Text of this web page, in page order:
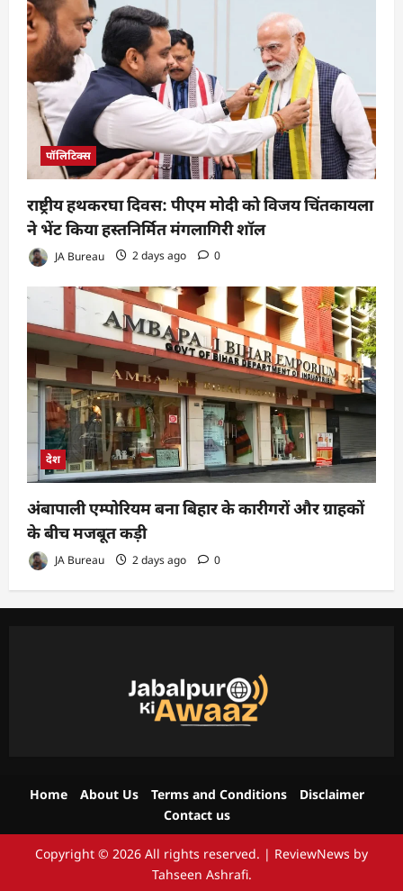
पॉलिटिक्स
राष्ट्रीय हथकरघा दिवस: पीएम मोदी को विजय चिंतकायला
ने भेंट किया हस्तनिर्मित मंगलागिरी शॉल
JA Bureau 2 days ago 0
देश
अंबापाली एम्पोरियम बना बिहार के कारीगरों और ग्राहकों
के बीच मजबूत कड़ी
JA Bureau 2 days ago 0
Home About Us Terms and Conditions
Disclaimer
Contact us
Copyright © 2026 All rights reserved. | ReviewNews by
Tahseen Ashrafi.